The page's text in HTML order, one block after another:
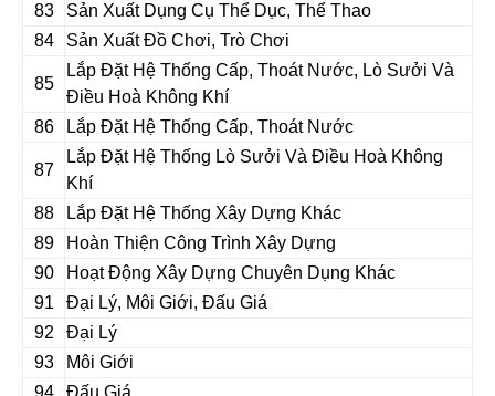
83
Sản Xuất Dụng Cụ Thể Dục, Thể Thao
84
Sản Xuất Đồ Chơi, Trò Chơi
85
Lắp Đặt Hệ Thống Cấp, Thoát Nước, Lò Sưởi Và
Điều Hoà Không Khí
86
Lắp Đặt Hệ Thống Cấp, Thoát Nước
87
Lắp Đặt Hệ Thống Lò Sưởi Và Điều Hoà Không
Khí
88
Lắp Đặt Hệ Thống Xây Dựng Khác
89
Hoàn Thiện Công Trình Xây Dựng
90
Hoạt Động Xây Dựng Chuyên Dụng Khác
91
Đại Lý, Môi Giới, Đấu Giá
92
Đại Lý
93
Môi Giới